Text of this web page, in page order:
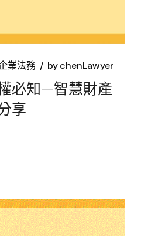
業法務 bychenLawyer
必知—智慧財產
享